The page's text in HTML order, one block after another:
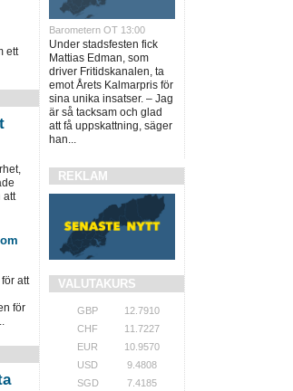
ett
att
att
för
Barometern OT 13:00
Under stadsfesten fick
Mattias Edman, som
driver Fritidskanalen, ta
emot Årets Kalmarpris för
sina unika insatser. – Jag
är så tacksam och glad
att få uppskattning, säger
han...
REKLAM
VALUTAKURS
GBP
12.7910
CHF
11.7227
EUR
10.9570
USD
9.4808
SGD
7.4185